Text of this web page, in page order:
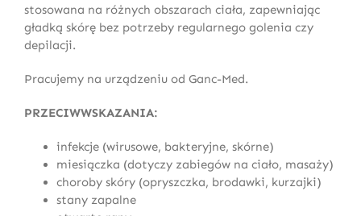
stosowana na różnych obszarach ciała, zapewniając
gładką skórę bez potrzeby regularnego golenia czy
depilacji.
Pracujemy na urządzeniu od Ganc-Med.
PRZECIWWSKAZANIA:
infekcje (wirusowe, bakteryjne, skórne)
miesiączka (dotyczy zabiegów na ciało, masaży)
choroby skóry (opryszczka, brodawki, kurzajki)
stany zapalne